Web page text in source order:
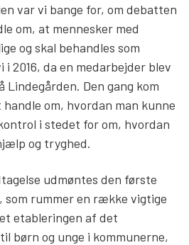
var vi bange for, om debatten
om, at mennesker med
og skal behandles som
i 2016, da en medarbejder blev
Den gang kom
om, hvordan man kunne
i stedet for om, hvordan
og tryghed.
udmøntes den første
som rummer en række vigtige
etableringen af det
børn og unge i kommunerne,